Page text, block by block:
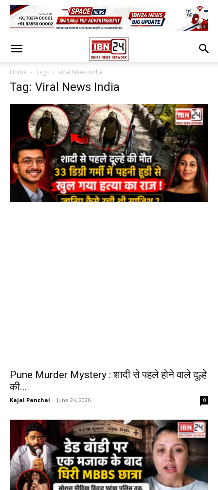
Home Tags Viral News India
Tag: Viral News India
Pune Murder Mystery : शादी से पहले होने वाले दूल्हे
की...
Kajal Panchal - June 24, 2026 0